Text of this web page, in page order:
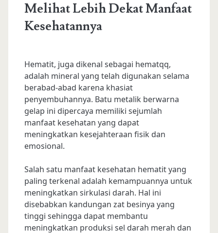
Melihat Lebih Dekat Manfaat
Kesehatannya
Hematit, juga dikenal sebagai hematqq,
adalah mineral yang telah digunakan selama
berabad-abad karena khasiat
penyembuhannya. Batu metalik berwarna
gelap ini dipercaya memiliki sejumlah
manfaat kesehatan yang dapat
meningkatkan kesejahteraan fisik dan
emosional.
Salah satu manfaat kesehatan hematit yang
paling terkenal adalah kemampuannya untuk
meningkatkan sirkulasi darah. Hal ini
disebabkan kandungan zat besinya yang
tinggi sehingga dapat membantu
meningkatkan produksi sel darah merah dan